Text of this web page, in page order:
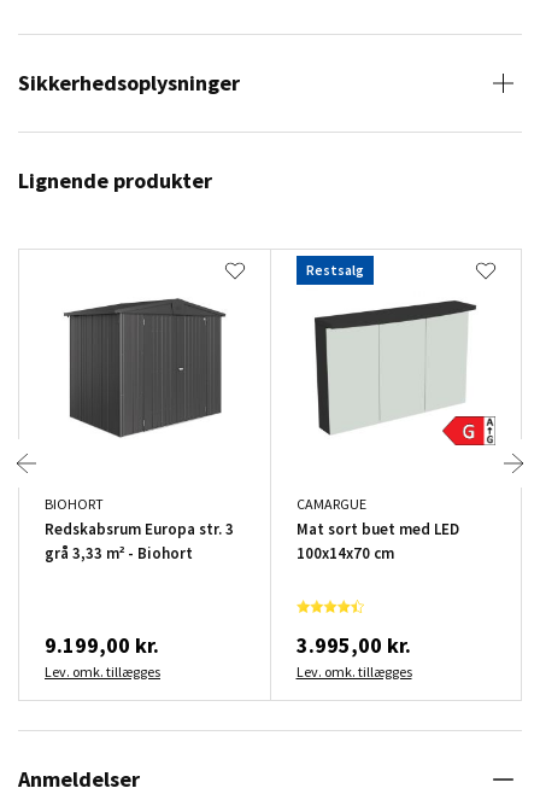
Sikkerhedsoplysninger
Lignende produkter
BIOHORT
Redskabsrum Europa str. 3
grå 3,33 m² - Biohort
9.199,00 kr.
Lev. omk. tillægges
Restsalg
CAMARGUE
Mat sort buet med LED
100x14x70 cm
3.995,00 kr.
Lev. omk. tillægges
Anmeldelser